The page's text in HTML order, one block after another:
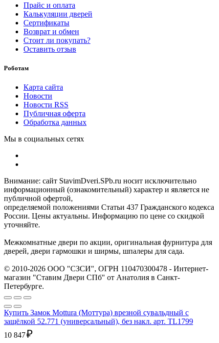
Прайс и оплата
Калькуляции дверей
Сертификаты
Возврат и обмен
Стоит ли покупать?
Оставить отзыв
Роботам
Карта сайта
Новости
Новости RSS
Публичная оферта
Обработка данных
Мы в социальных сетях
Внимание: сайт StavimDveri.SPb.ru носит исключительно
информационный (ознакомительный) характер и является не
публичной офертой,
определяемой положениями Статьи 437 Гражданского кодекса
России. Цены актуальны. Информацию по цене со скидкой
уточняйте.
Межкомнатные двери по акции, оригинальная фурнитура для
дверей, двери гармошки и ширмы, шпалеры для сада.
© 2010-2026 ООО "СЗСИ", ОГРН 110470300478 - Интернет-
магазин "Ставим Двери СПб" от Анатолия в Санкт-
Петербурге.
Купить Замок Mottura (Моттура) врезной сувальдный с
защёлкой 52.771 (универсальный), без накл. арт. TL1799
10 847₽